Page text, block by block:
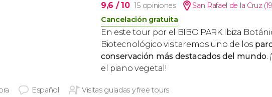
9,6 / 10 15 opiniones San Rafael de la Cruz
Cancelación gratuita
En este tour por el BIBO PARK Ibiza
Biotecnológico visitaremos uno de los
conservación más destacados del mundo.
el piano vegetal!
Español Visitas guiadas y free tours